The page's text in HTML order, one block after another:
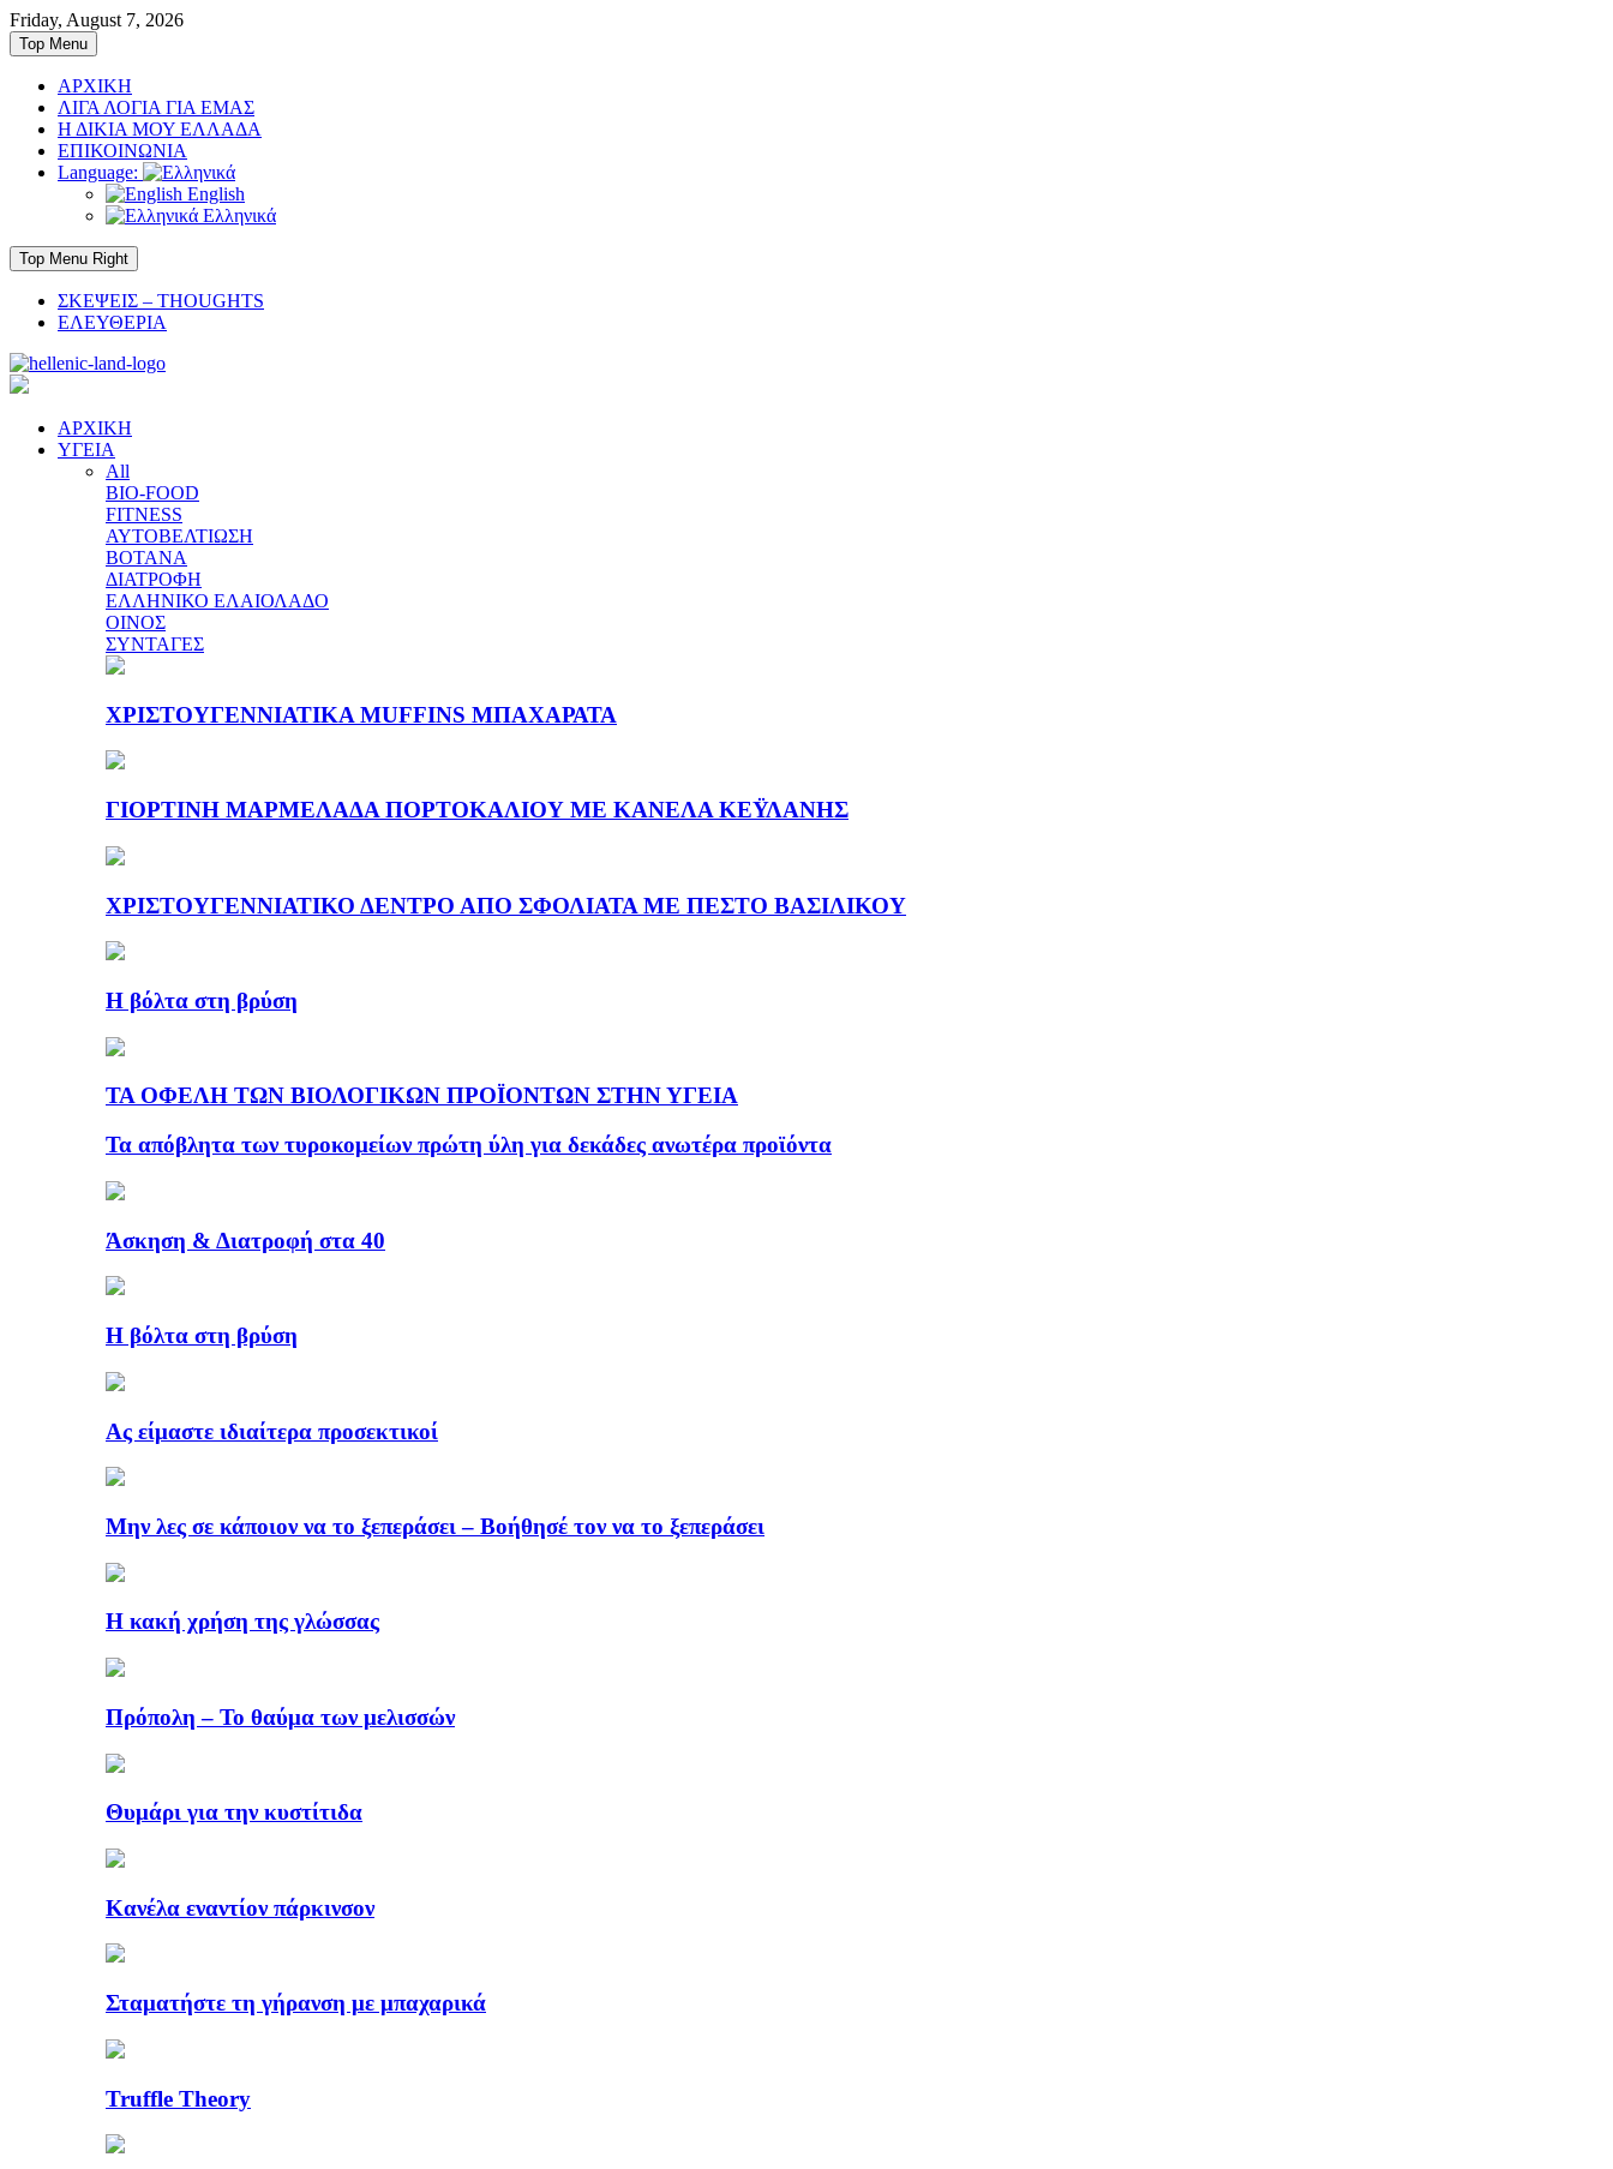
Skip
to
content
Friday, August 7, 2026
Top Menu
ΑΡΧΙΚΗ
ΛΙΓΑ ΛΟΓΙΑ ΓΙΑ ΕΜΑΣ
Η ΔΙΚΙΑ ΜΟΥ ΕΛΛΑΔΑ
ΕΠΙΚΟΙΝΩΝΙΑ
Language:
English
Ελληνικά
Top Menu Right
ΣΚΕΨΕΙΣ – THOUGHTS
ΕΛΕΥΘΕΡΙΑ
ΑΡΧΙΚΗ
ΥΓΕΙΑ
All
BIO-FOOD
FITNESS
ΑΥΤΟΒΕΛΤΙΩΣΗ
ΒΟΤΑΝΑ
ΔΙΑΤΡΟΦΗ
ΕΛΛΗΝΙΚΟ ΕΛΑΙΟΛΑΔΟ
ΟΙΝΟΣ
ΣΥΝΤΑΓΕΣ
ΧΡΙΣΤΟΥΓΕΝΝΙΑΤΙΚΑ MUFFINS ΜΠΑΧΑΡΑΤΑ
ΓΙΟΡΤΙΝΗ ΜΑΡΜΕΛΑΔΑ ΠΟΡΤΟΚΑΛΙΟΥ ΜΕ ΚΑΝΕΛΑ ΚΕΫΛΑΝΗΣ
ΧΡΙΣΤΟΥΓΕΝΝΙΑΤΙΚΟ ΔΕΝΤΡΟ ΑΠΟ ΣΦΟΛΙΑΤΑ ΜΕ ΠΕΣΤΟ ΒΑΣΙΛΙΚΟΥ
Η βόλτα στη βρύση
ΤΑ ΟΦΕΛΗ ΤΩΝ ΒΙΟΛΟΓΙΚΩΝ ΠΡΟΪΟΝΤΩΝ ΣΤΗΝ ΥΓΕΙΑ
Τα απόβλητα των τυροκομείων πρώτη ύλη για δεκάδες ανωτέρα προϊόντα
Άσκηση & Διατροφή στα 40
Η βόλτα στη βρύση
Ας είμαστε ιδιαίτερα προσεκτικοί
Μην λες σε κάποιον να το ξεπεράσει – Βοήθησέ τον να το ξεπεράσει
Η κακή χρήση της γλώσσας
Πρόπολη – Το θαύμα των μελισσών
Θυμάρι για την κυστίτιδα
Κανέλα εναντίον πάρκινσον
Σταματήστε τη γήρανση με μπαχαρικά
Truffle Theory